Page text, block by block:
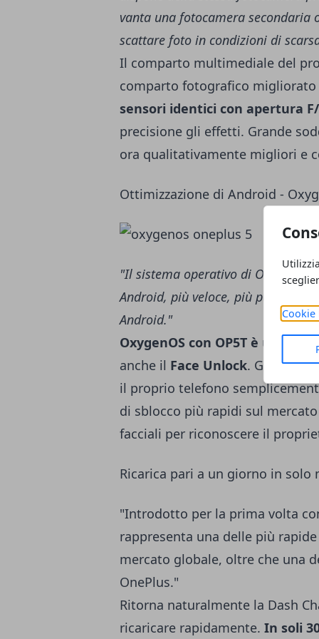
Cookie
vanta una fotocamera
scattare foto in condizioni di
Il comparto multimediale del
comparto fotografico migliorato
sensori identici con apertura
precisione gli effetti. Grande
ora qualitativamente migliori e
Ottimizzazione di Android -
"Il sistema operativo di OnePlus,
Android, più veloce, più pulita e
Android."
OxygenOS con OP5T è
anche il Face Unlock. Grazie a
il proprio telefono
di sblocco più rapidi sul
facciali per riconoscere il
Ricarica pari a un giorno in solo
"Introdotto per la prima volta
rappresenta una delle più
mercato globale, oltre che una
OnePlus."
Ritorna naturalmente la Dash
ricaricare rapidamente. In soli